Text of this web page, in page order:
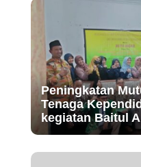
Peningkatan
Tenaga
kegiatan Baitul